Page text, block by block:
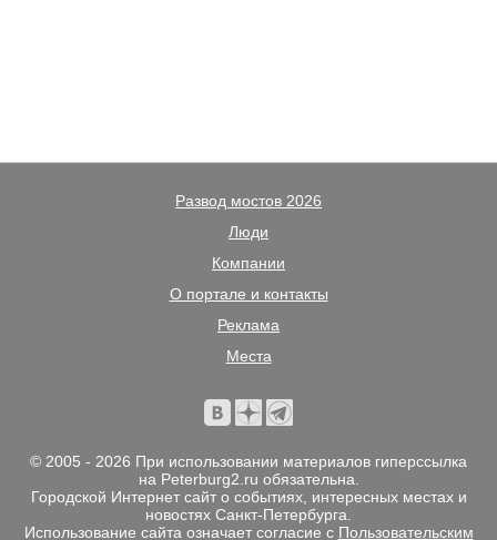
Развод мостов 2026
Люди
Компании
О портале и контакты
Реклама
Места
© 2005 - 2026 При использовании материалов гиперссылка
на Peterburg2.ru обязательна.
Городской Интернет сайт о событиях, интересных местах и
новостях Санкт-Петербурга.
Использование сайта означает согласие с Пользовательским